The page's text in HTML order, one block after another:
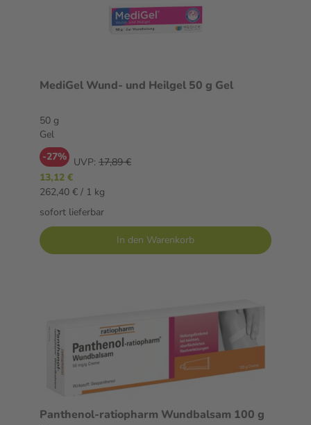
MediGel Wund- und Heilgel 50 g Gel
50 g
Gel
-27% UVP: 17,89 €
13,12 €
262,40 € / 1 kg
sofort lieferbar
In den Warenkorb
Panthenol-ratiopharm Wundbalsam 100 g